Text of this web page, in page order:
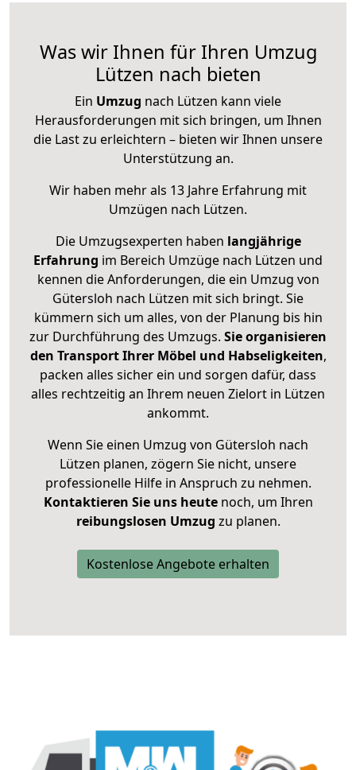
Was wir Ihnen für Ihren Umzug
Lützen nach bieten
Ein Umzug nach Lützen kann viele
Herausforderungen mit sich bringen, um Ihnen
die Last zu erleichtern – bieten wir Ihnen unsere
Unterstützung an.
Wir haben mehr als 13 Jahre Erfahrung mit
Umzügen nach Lützen.
Die Umzugsexperten haben langjährige
Erfahrung im Bereich Umzüge nach Lützen und
kennen die Anforderungen, die ein Umzug von
Gütersloh nach Lützen mit sich bringt. Sie
kümmern sich um alles, von der Planung bis hin
zur Durchführung des Umzugs. Sie organisieren
den Transport Ihrer Möbel und Habseligkeiten,
packen alles sicher ein und sorgen dafür, dass
alles rechtzeitig an Ihrem neuen Zielort in Lützen
ankommt.
Wenn Sie einen Umzug von Gütersloh nach
Lützen planen, zögern Sie nicht, unsere
professionelle Hilfe in Anspruch zu nehmen.
Kontaktieren Sie uns heutenoch, um Ihren
reibungslosen Umzug zu planen.
Kostenlose Angebote erhalten